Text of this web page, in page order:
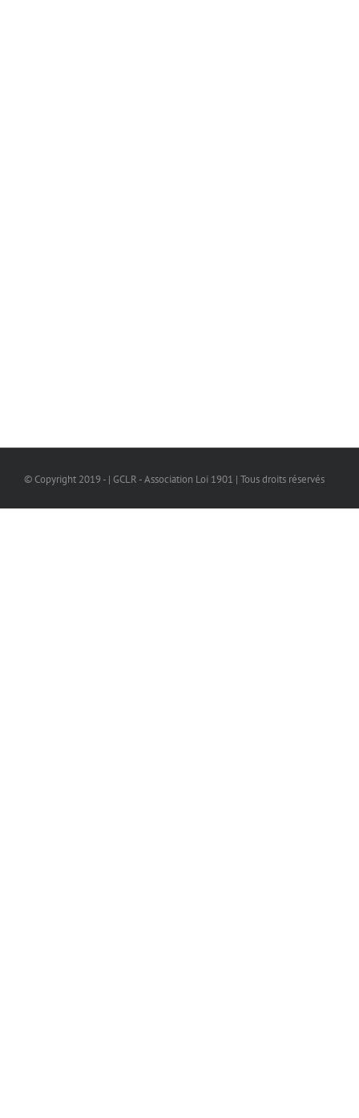
© Copyright 2019 - | GCLR - Association Loi 1901 | Tous droits réservés